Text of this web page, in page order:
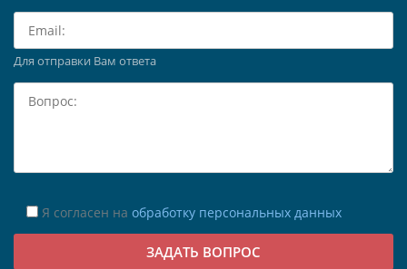
Для отправки Вам ответа
Я согласен на обработку персональных данных